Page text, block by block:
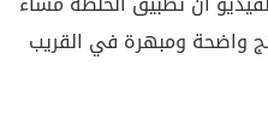
واضحة ومبهرة في القريب